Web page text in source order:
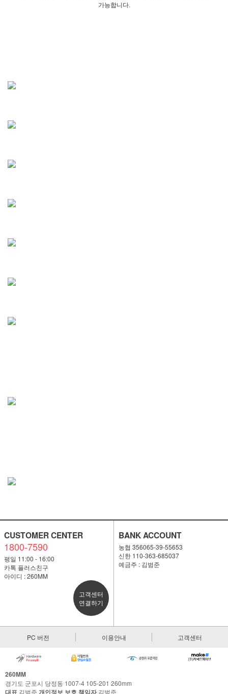
가능합니다.
CUSTOMER CENTER
1800-7590
평일 11:00 - 16:00
카톡 플러스친구
아이디 : 260MM
고객센터
연결하기
BANK ACCOUNT
농협 356065-39-55653
신한 110-363-685037
예금주 : 김범준
PC 버전 이용안내 고객센터
260MM
경기도 군포시 당정동 1007-4 105-201 260mm
대표 김범준 개인정보 보호 책임자김범준